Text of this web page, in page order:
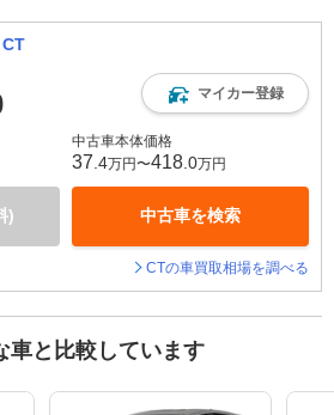
CT
マイカー登録
)
中古車本体価格
37 .4万円〜418 .0万円
中古車を検索
CTの車買取相場を調べる
車と比較しています